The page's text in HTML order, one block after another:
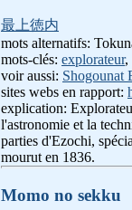
最上徳内
mots alternatifs:
mots-clés: explorateur,
voir aussi: Shogounat
sites webs en rapport:
explication:
l'astronomie et la
parties d'Ezochi,
mourut en 1836.
Momo no sekku